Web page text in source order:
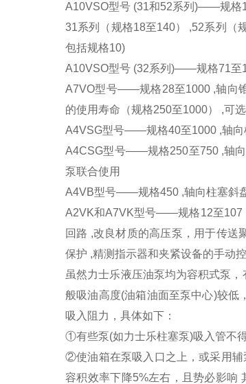
A10VSO型号 (31和52系列)——规格
31系列（规格18至140） ,52系列（
包括规格10)
A10VSO型号 (32系列)——规格71至
A7VO型号——规格28至1000 ,轴向
的使用寿命（规格250至1000） ,可
A4VSG型号——规格40至1000 ,轴向
A4CSG型号——规格250至750 ,轴向
泵联合使用
A4VB型号——规格450 ,轴向柱塞斜
A2VK和A7VK型号——规格12至107
回路 ,改良材质的高压泵，用于传送
保护 ,精测指示器和夹紧设备的手动
虽然力士乐液压油泵均为容积式泵
般吸油高度(油箱油面至泵中心)较低
吸入阻力，具体如下：
①有些泵(如力士乐柱塞泵)吸入管不
②使油箱在泵吸入口之上，或采用辅
容积效率下降5%左右，且势必影响